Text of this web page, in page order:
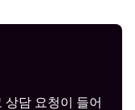
담 요청이 들어